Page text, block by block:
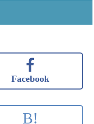
Facebook
B!